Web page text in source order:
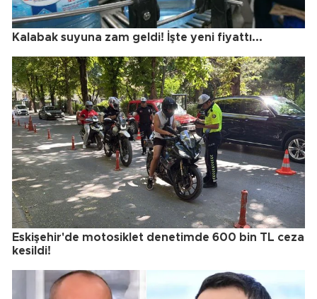
Kalabak suyuna zam geldi! İşte yeni fiyattı...
Eskişehir'de motosiklet denetimde 600 bin TL ceza
kesildi!